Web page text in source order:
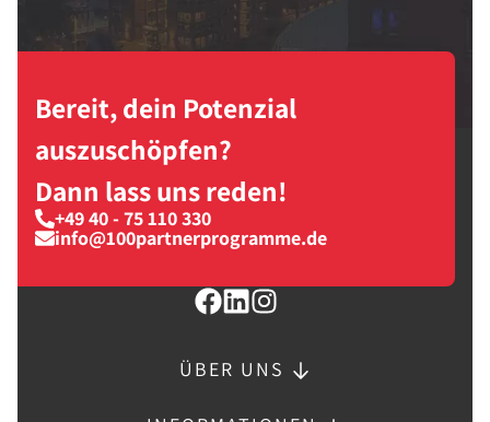
Bereit, dein Potenzial
auszuschöpfen?
Dann lass uns reden!
+49 40 - 75 110 330
info@100partnerprogramme.de
ÜBER UNS